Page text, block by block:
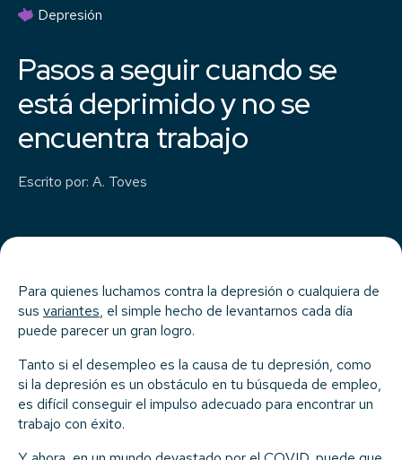
Depresión
Pasos a seguir cuando se
está deprimido y no se
encuentra trabajo
Escrito por: A. Toves
Para quienes luchamos contra la depresión o cualquiera de
sus variantes, el simple hecho de levantarnos cada día
puede parecer un gran logro.
Tanto si el desempleo es la causa de tu depresión, como
si la depresión es un obstáculo en tu búsqueda de empleo,
es difícil conseguir el impulso adecuado para encontrar un
trabajo con éxito.